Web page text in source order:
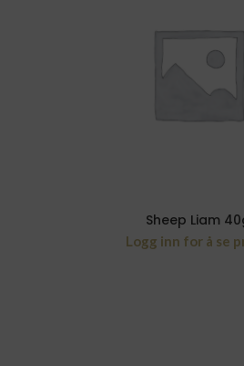
Sheep Liam
Logg inn for å se